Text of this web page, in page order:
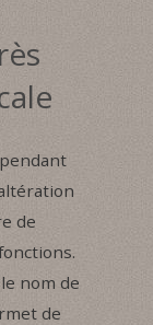
de
nom de
de